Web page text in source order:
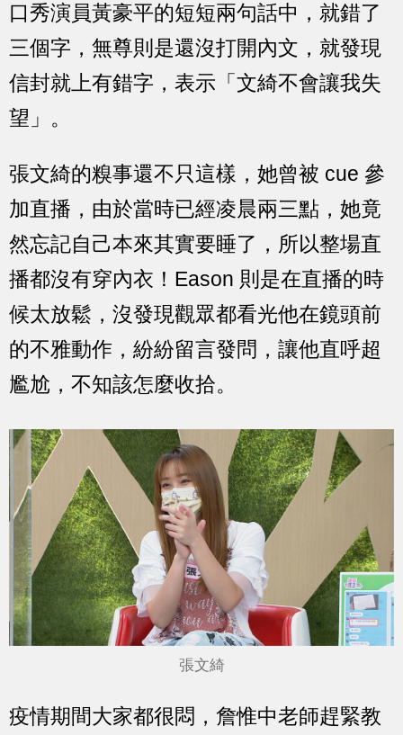
口秀演員黃豪平的短短兩句話中，就錯了
三個字，無尊則是還沒打開內文，就發現
信封就上有錯字，表示「文綺不會讓我失
望」。
張文綺的糗事還不只這樣，她曾被 cue 參
加直播，由於當時已經凌晨兩三點，她竟
然忘記自己本來其實要睡了，所以整場直
播都沒有穿內衣！Eason 則是在直播的時
候太放鬆，沒發現觀眾都看光他在鏡頭前
的不雅動作，紛紛留言發問，讓他直呼超
尷尬，不知該怎麼收拾。
張文綺
疫情期間大家都很悶，詹惟中老師趕緊教